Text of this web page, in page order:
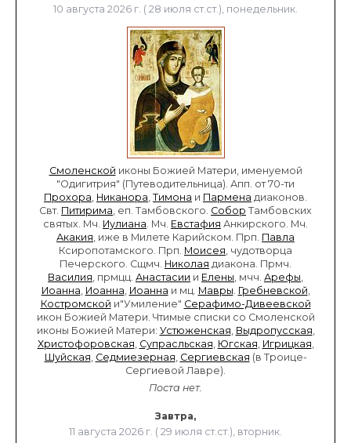
10 августа 2026 г. ( 28 июля ст.ст.), понедельник.
Смоленской иконы Божией Матери, именуемой
"Одигитрия" (Путеводительница). Апп. от 70-ти
Прохора Никанора Тимона и Пармена диаконов.
Свт. Питирима , еп. Тамбовского. Собор Тамбовских
святых. Мч. Иулиана . Мч. Евстафия Анкирского. Мч.
Акакия , иже в Милете Карийском. Прп. Павла
Ксиропотамского. Прп. Моисея , чудотворца
Печерского. Сщмч. Николая диакона. Прмч.
Василия , прмцц. Анастасии и Елены , мчч. Арефы
Иоанна Иоанна Иоанна и мц. Мавры Гребневской
Костромской и"Умиление" Серафимо-Дивеевской
икон Божией Матери. Чтимые списки со Смоленской
иконы Божией Матери: Устюженская Выдропусская
Христофоровская Супрасльская Югская Игрицкая
Шуйская Седмиезерная Сергиевская (в Троице-
Сергиевой Лавре).
Поста нет.
Завтра,
11 августа 2026 г. ( 29 июля ст.ст.), вторник.